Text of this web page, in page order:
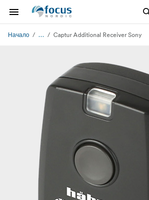
Начало ... Captur Additional Receiver Sony